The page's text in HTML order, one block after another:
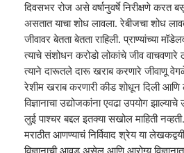
दिवसभर रोज असे वर्षानुवर्षे निरीक्षणे करत
असतात याचा शोध लावला. रेबीजचा शोध
जीवावर बेतता बेतता राहिली. प्राण्यांच्या
त्याचे संशोधन करोडो लोकांचे जीव
त्याने दारूतले दारू खराब करणारे जीवाणू
रेशीम खराब करणारी कीड शोधून दिली आणि
विज्ञानाचा उद्योजकांना एवढा उपयोग
लुई पाश्चर बद्दल इतक्या सखोल माहिती
मराठीत आणण्याचं निर्विवाद श्रेय या